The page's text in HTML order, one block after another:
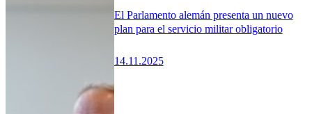
El Parlamento alemán presenta un nuevo
plan para el servicio militar obligatorio
14.11.2025